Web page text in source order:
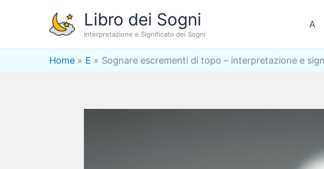
Libro dei Sogni
Interpretazione e Significato dei Sogni
A
Home E Sognare escrementi di topo – interpretazione e